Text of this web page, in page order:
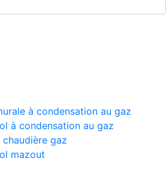
à condensation au gaz
à condensation au gaz
gaz
mazout